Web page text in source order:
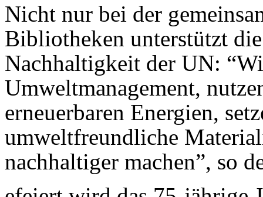
Nicht nur bei der
Bibliotheken unterstützt
Nachhaltigkeit der UN:
Umweltmanagement,
erneuerbaren Energien,
umweltfreundliche
nachhaltiger machen”, so